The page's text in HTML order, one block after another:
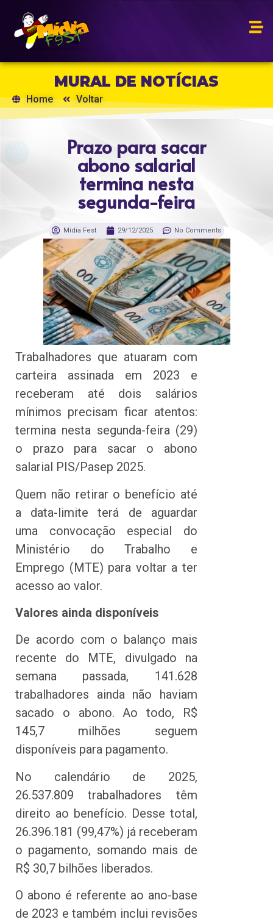
MURAL DE NOTÍCIAS
Home Voltar
Prazo para sacar
abono salarial
termina nesta
segunda-feira
Mídia Fest 29/12/2025 No Comments
Trabalhadores que atuaram com
carteira assinada em 2023 e
receberam até dois salários
mínimos precisam ficar atentos:
termina nesta segunda-feira (29)
o prazo para sacar o abono
salarial PIS/Pasep 2025.
Quem não retirar o benefício até
a data-limite terá de aguardar
uma convocação especial do
Ministério do Trabalho e
Emprego (MTE) para voltar a ter
acesso ao valor.
Valores ainda disponíveis
De acordo com o balanço mais
recente do MTE, divulgado na
semana passada, 141.628
trabalhadores ainda não haviam
sacado o abono. Ao todo, R$
145,7 milhões seguem
disponíveis para pagamento.
No calendário de 2025,
26.537.809 trabalhadores têm
direito ao benefício. Desse total,
26.396.181 (99,47%) já receberam
o pagamento, somando mais de
R$ 30,7 bilhões liberados.
O abono é referente ao ano-base
de 2023 e também inclui revisões